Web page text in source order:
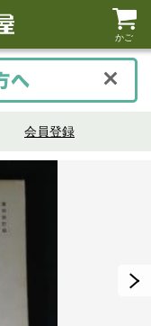
かご
会員登録